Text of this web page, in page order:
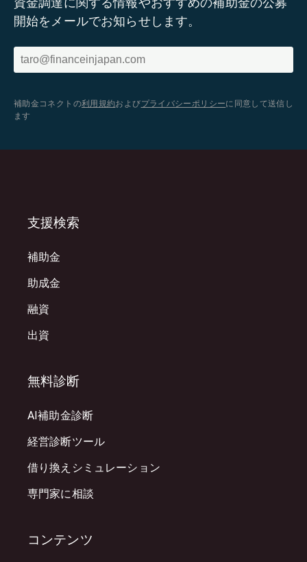
開始をメールでお知らせします。
補助金コネクトの利用規約およびプライバシーポリシーに同意して送信し
ます
支援検索
補助金
助成金
融資
出資
無料診断
AI補助金診断
経営診断ツール
借り換えシミュレーション
専門家に相談
コンテンツ